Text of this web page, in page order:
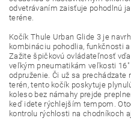
odvetrávaním zaisťuje pohodlnú
teréne.
Kočík Thule Urban Glide 3 je
kombináciu pohodlia, funkčnosti
Zažite špičkovú ovládateľnosť
veľkým pneumatikám veľkosti
odpruženie. Či už sa
terén, tento kočík poskytuje
koleso bez námahy prejde
keď idete rýchlejším tempom.
kontrolu rýchlosti na chodníkoch